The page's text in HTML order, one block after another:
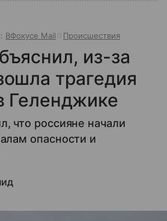
ВФокусе Mail Происшествия
из-за
трагедия
Геленджике
что россияне начали
опасности и